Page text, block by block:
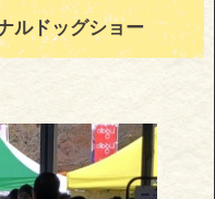
ルドッグショー